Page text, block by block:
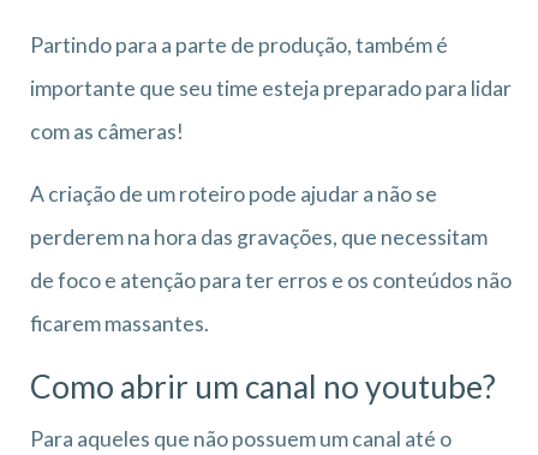
Partindo para a parte de produção, também é
importante que seu time esteja preparado para lidar
com as câmeras!
A criação de um roteiro pode ajudar a não se
perderem na hora das gravações, que necessitam
de foco e atenção para ter erros e os conteúdos não
ficarem massantes.
Como abrir um canal no youtube?
Para aqueles que não possuem um canal até o